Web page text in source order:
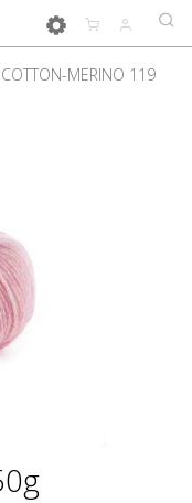
COTTON-MERINO 119